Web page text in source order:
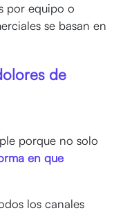
por equipo o
se basan en
de
porque no solo
en que
los canales